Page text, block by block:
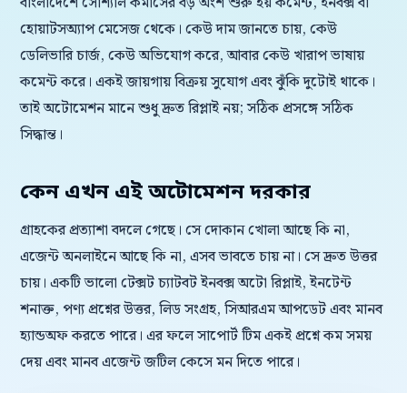
হোয়াটসঅ্যাপ মেসেজ থেকে। কেউ দাম জানতে চায়, কেউ
ডেলিভারি চার্জ, কেউ অভিযোগ করে, আবার কেউ খারাপ ভাষায়
কমেন্ট করে। একই জায়গায় বিক্রয় সুযোগ এবং ঝুঁকি দুটোই থাকে।
তাই অটোমেশন মানে শুধু দ্রুত রিপ্লাই নয়; সঠিক প্রসঙ্গে সঠিক
সিদ্ধান্ত।
কেন এখন এই অটোমেশন দরকার
গ্রাহকের প্রত্যাশা বদলে গেছে। সে দোকান খোলা আছে কি না,
এজেন্ট অনলাইনে আছে কি না, এসব ভাবতে চায় না। সে দ্রুত উত্তর
চায়। একটি ভালো টেক্সট চ্যাটবট ইনবক্স অটো রিপ্লাই, ইনটেন্ট
শনাক্ত, পণ্য প্রশ্নের উত্তর, লিড সংগ্রহ, সিআরএম আপডেট এবং মানব
হ্যান্ডঅফ করতে পারে। এর ফলে সাপোর্ট টিম একই প্রশ্নে কম সময়
দেয় এবং মানব এজেন্ট জটিল কেসে মন দিতে পারে।